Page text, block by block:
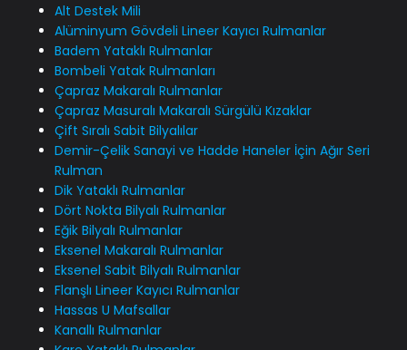
Alt Destek Mili
Alüminyum Gövdeli Lineer Kayıcı Rulmanlar
Badem Yataklı Rulmanlar
Bombeli Yatak Rulmanları
Çapraz Makaralı Rulmanlar
Çapraz Masuralı Makaralı Sürgülü Kızaklar
Çift Sıralı Sabit Bilyalılar
Demir-Çelik Sanayi ve Hadde Haneler İçin Ağır Seri
Rulman
Dik Yataklı Rulmanlar
Dört Nokta Bilyalı Rulmanlar
Eğik Bilyalı Rulmanlar
Eksenel Makaralı Rulmanlar
Eksenel Sabit Bilyalı Rulmanlar
Flanşlı Lineer Kayıcı Rulmanlar
Hassas U Mafsallar
Kanallı Rulmanlar